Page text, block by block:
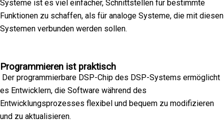
Systeme ist es viel einfacher, Schnittstellen für bestimmte
Funktionen zu schaffen, als für analoge Systeme, die mit diesen
Systemen verbunden werden sollen.
Programmieren ist praktisch
Der programmierbare DSP-Chip des DSP-Systems ermöglicht
es Entwicklern, die Software während des
Entwicklungsprozesses flexibel und bequem zu modifizieren
und zu aktualisieren.